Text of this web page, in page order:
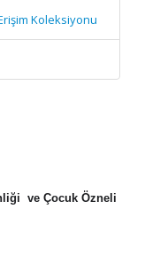
Koleksiyonu
ve Çocuk Özneli